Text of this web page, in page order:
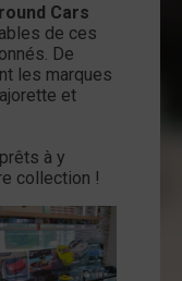
Cars
de ces
De
les marques
et
à y
collection !